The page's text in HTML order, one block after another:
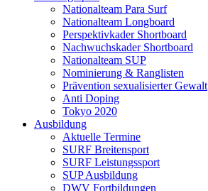
Nationalteam Para Surf
Nationalteam Longboard
Perspektivkader Shortboard
Nachwuchskader Shortboard
Nationalteam SUP
Nominierung & Ranglisten
Prävention sexualisierter Gewalt
Anti Doping
Tokyo 2020
Ausbildung
Aktuelle Termine
SURF Breitensport
SURF Leistungssport
SUP Ausbildung
DWV Fortbildungen